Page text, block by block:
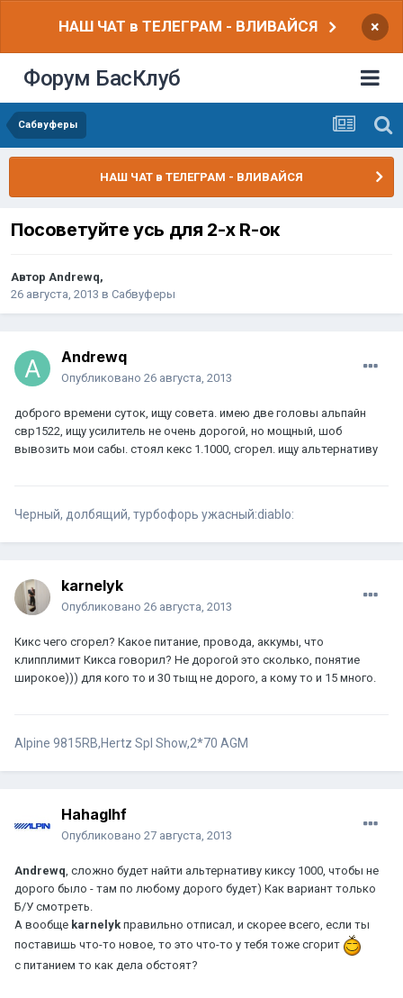
НАШ ЧАТ в ТЕЛЕГРАМ - ВЛИВАЙСЯ ×
Форум БасКлуб
Сабвуферы
НАШ ЧАТ в ТЕЛЕГРАМ - ВЛИВАЙСЯ
Посоветуйте усь для 2-х R-ок
Автор Andrewq,
26 августа, 2013 в Сабвуферы
Andrewq
Опубликовано 26 августа, 2013
доброго времени суток, ищу совета. имею две головы альпайн
свр1522, ищу усилитель не очень дорогой, но мощный, шоб
вывозить мои сабы. стоял кекс 1.1000, сгорел. ищу альтернативу
Черный, долбящий, турбофорь ужасный:diablo:
karnelyk
Опубликовано 26 августа, 2013
Кикс чего сгорел? Какое питание, провода, аккумы, что
клипплимит Кикса говорил? Не дорогой это сколько, понятие
широкое))) для кого то и 30 тыщ не дорого, а кому то и 15 много.
Alpine 9815RB,Hertz Spl Show,2*70 AGM
Hahaglhf
Опубликовано 27 августа, 2013
Andrewq, сложно будет найти альтернативу киксу 1000, чтобы не
дорого было - там по любому дорого будет) Как вариант только
Б/У смотреть.
А вообще karnelyk правильно отписал, и скорее всего, если ты
поставишь что-то новое, то это что-то у тебя тоже сгорит
с питанием то как дела обстоят?